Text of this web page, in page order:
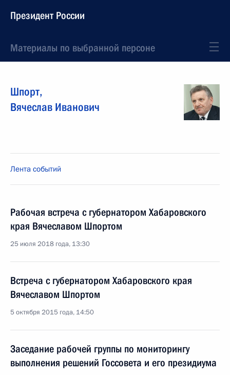
Президент России
Материалы по выбранной персоне
Шпорт,
Вячеслав Иванович
Лента событий
Рабочая встреча с губернатором Хабаровского
края Вячеславом Шпортом
25 июля 2018 года, 13:30
Встреча с губернатором Хабаровского края
Вячеславом Шпортом
5 октября 2015 года, 14:50
Заседание рабочей группы по мониторингу
выполнения решений Госсовета и его президиума